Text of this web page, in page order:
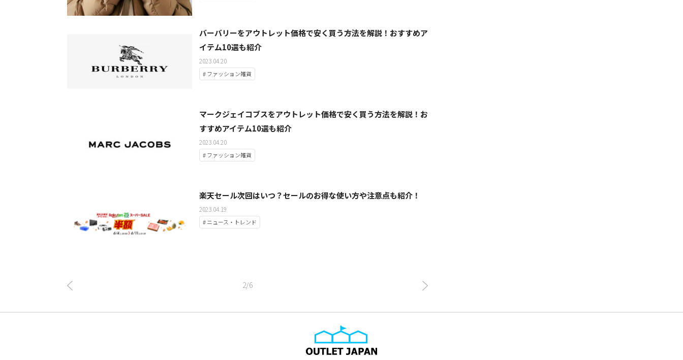
バーバリーをアウトレット価格で安く買う方法を解説！おすすめア
イテム10選も紹介
2023.04.20
# ファッション雑貨
マークジェイコブスをアウトレット価格で安く買う方法を解説！お
すすめアイテム10選も紹介
2023.04.20
# ファッション雑貨
楽天セール次回はいつ？セールのお得な使い方や注意点も紹介！
2023.04.19
# ニュース・トレンド
2/6